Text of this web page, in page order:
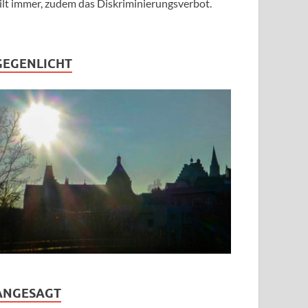
immer, zudem das Diskriminierungsverbot.